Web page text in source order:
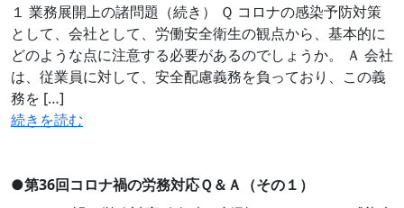
１ 業務展開上の諸問題（続き） Ｑ コロナの感染予防対策
として、会社として、労働安全衛生の観点から、基本的に
どのような点に注意する必要があるのでしょうか。 Ａ 会社
は、従業員に対して、安全配慮義務を負っており、この義
務を […]
続きを読む
●第36回コロナ禍の労務対応Ｑ＆Ａ（その１）